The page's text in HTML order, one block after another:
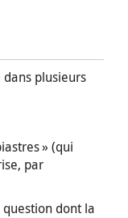
plusieurs
» (qui
par
question dont la